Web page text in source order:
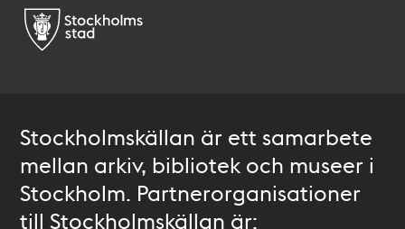
Stockholmskällan är ett samarbete
mellan arkiv, bibliotek och museer i
Stockholm. Partnerorganisationer
till Stockholmskällan är: